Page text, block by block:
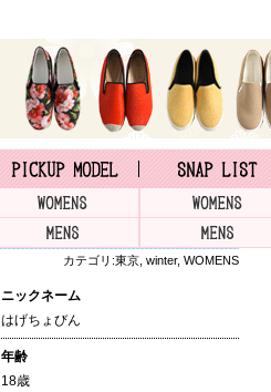
カテゴリ:東京 winter, WOMENS
ニックネーム
はげちょびん
年齢
18歳